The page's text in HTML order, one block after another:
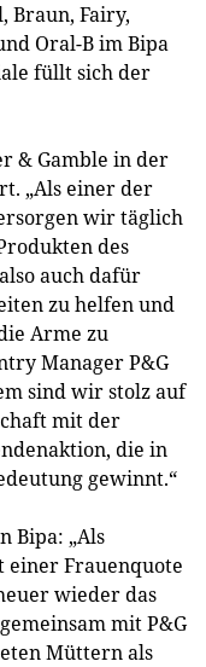
Braun, Fairy,
Oral-B im Bipa
füllt sich der
& Gamble in der
„Als einer der
wir täglich
des
auch dafür
zu helfen und
Arme zu
Manager P&G
sind wir stolz auf
mit der
die in
gewinnt.“
Bipa: „Als
einer Frauenquote
wieder das
mit P&G
Müttern als